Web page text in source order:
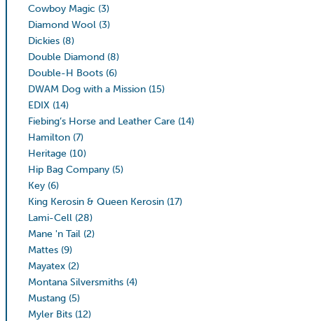
Cowboy Magic (3)
Diamond Wool (3)
Dickies (8)
Double Diamond (8)
Double-H Boots (6)
DWAM Dog with a Mission (15)
EDIX (14)
Fiebing’s Horse and Leather Care (14)
Hamilton (7)
Heritage (10)
Hip Bag Company (5)
Key (6)
King Kerosin & Queen Kerosin (17)
Lami-Cell (28)
Mane 'n Tail (2)
Mattes (9)
Mayatex (2)
Montana Silversmiths (4)
Mustang (5)
Myler Bits (12)